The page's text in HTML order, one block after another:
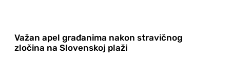
Važan apel građanima nakon stravičnog
zločina na Slovenskoj plaži